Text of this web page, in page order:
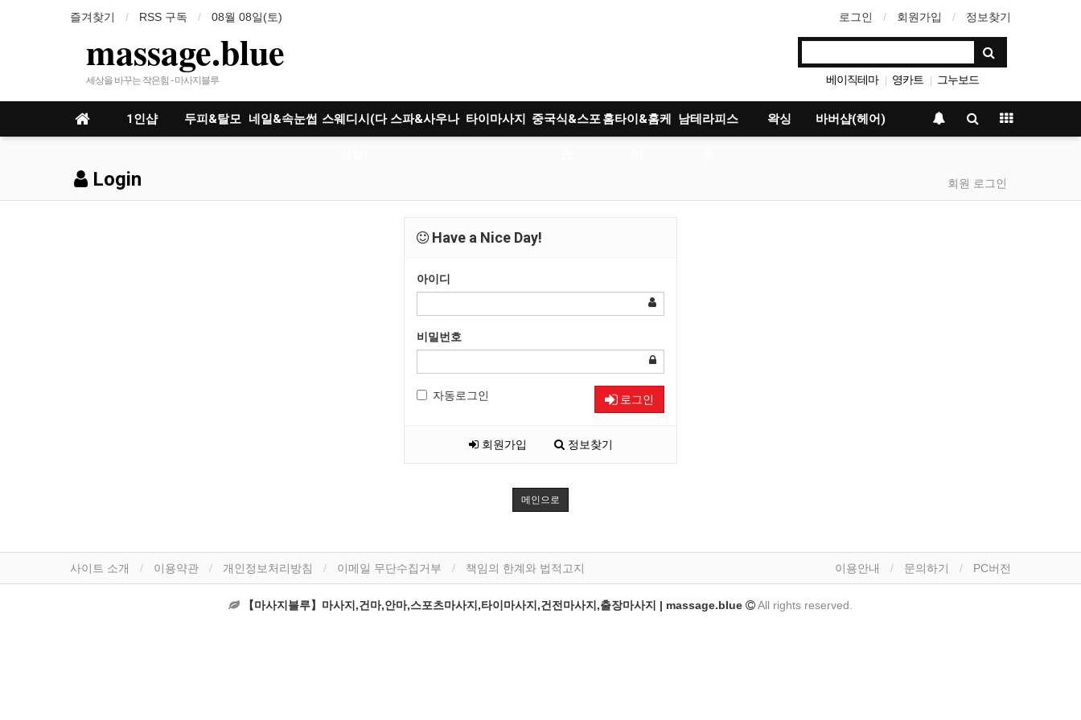
즐겨찾기 RSS 구독 08월 08일(토) 로그인 회원가입 정보찾기
massage.blue
세상을 바꾸는 작은힘 - 마사지블루 베이직테마 영카트 그누보드
| 아미나빌더
1인샵 두피&탈모 네일&속눈썹 스웨디시(다 스파&사우나 타이마사지 중국식&스포홈타이&홈케 남테라피스 왁싱 바버샵(헤어)
Login 회원 로그인
Have a Nice Day!
아이디
비밀번호
자동로그인 로그인
회원가입 정보찾기
메인으로
사이트 소개 이용약관 개인정보처리방침 이메일 무단수집거부 책임의 한계와 법적고지 이용안내 문의하기 PC버전
【마사지블루】마사지,건마,안마,스포츠마사지,타이마사지,건전마사지,출장마사지 | massage.blue All rights reserved.